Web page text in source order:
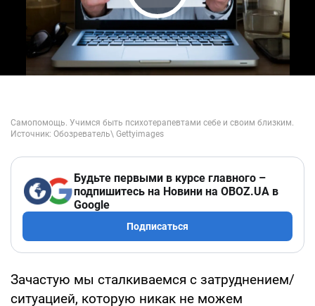
Play Video
Будьте первыми в курсе главного –
подпишитесь на Новини на OBOZ.UA в
Google
Подписаться
Зачастую мы сталкиваемся с затруднением/
ситуацией, которую никак не можем